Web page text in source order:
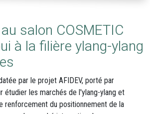
salon COSMETIC
à la filière ylang-ylang
par le projet AFIDEV, porté par
étudier les marchés de l'ylang-ylang et
renforcement du positionnement de la